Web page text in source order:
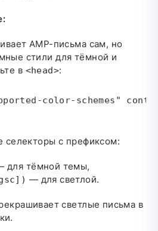
AMP-письма сам, но
стили для тёмной и
в <head>:
color-schemes"
селекторы с префиксом:
для тёмной темы,
— для светлой.
светлые письма в